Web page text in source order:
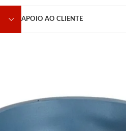
APOIO AO CLIENTE